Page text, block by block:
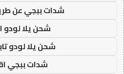
شدات ببجي عن
شحن يلا
شحن يلا لودو
شدات ببجي